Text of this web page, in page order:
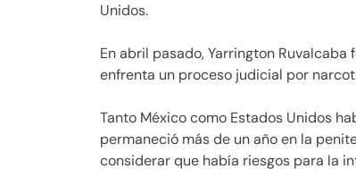
Unidos.
En abril pasado, Yarrington
enfrenta un proceso judicial por
Tanto México como Estados Unidos
permaneció más de un año en la
considerar que había riesgos para la